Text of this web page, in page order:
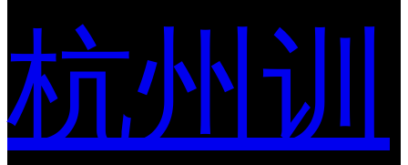
杭州训